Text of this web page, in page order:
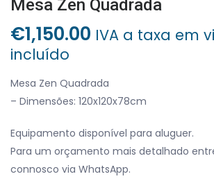
Mesa Zen Quadrada
€1,150.00 IVA a taxa em
incluído
Mesa Zen Quadrada
– Dimensões: 120x120x78cm
Equipamento disponível para aluguer.
Para um orçamento mais detalhado
connosco via WhatsApp.